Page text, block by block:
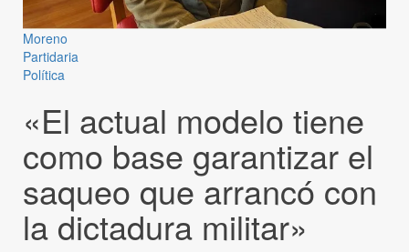
Moreno
Partidaria
Política
«El actual modelo tiene
como base garantizar el
saqueo que arrancó con
la dictadura militar»